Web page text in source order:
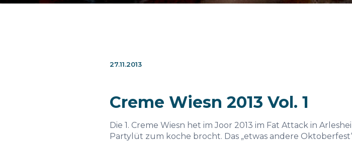
27.11.2013
Creme Wiesn 2013 Vol. 1
Die 1. Creme Wiesn het im Joor 2013 im Fat Attack in
Partylüt zum koche brocht. Das „etwas andere